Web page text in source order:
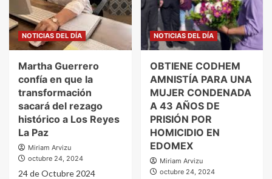
NOTICIAS DEL DÍA
Martha Guerrero
confía en que la
transformación
sacará del rezago
histórico a Los Reyes
La Paz
Miriam Arvizu
octubre 24, 2024
24 de Octubre 2024
NOTICIAS DEL DÍA
OBTIENE CODHEM
AMNISTÍA PARA UNA
MUJER CONDENADA
A 43 AÑOS DE
PRISIÓN POR
HOMICIDIO EN
EDOMEX
Miriam Arvizu
octubre 24, 2024